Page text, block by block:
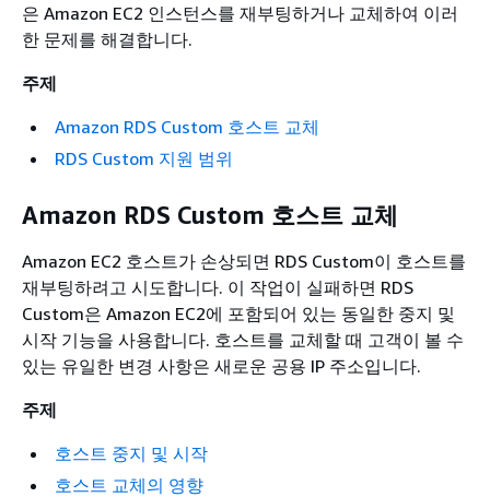
은 Amazon EC2 인스턴스를 재부팅하거나 교체하여 이러
한 문제를 해결합니다.
주제
Amazon RDS Custom 호스트 교체
RDS Custom 지원 범위
Amazon RDS Custom 호스트 교체
Amazon EC2 호스트가 손상되면 RDS Custom이 호스트를
재부팅하려고 시도합니다. 이 작업이 실패하면 RDS
Custom은 Amazon EC2에 포함되어 있는 동일한 중지 및
시작 기능을 사용합니다. 호스트를 교체할 때 고객이 볼 수
있는 유일한 변경 사항은 새로운 공용 IP 주소입니다.
주제
호스트 중지 및 시작
호스트 교체의 영향